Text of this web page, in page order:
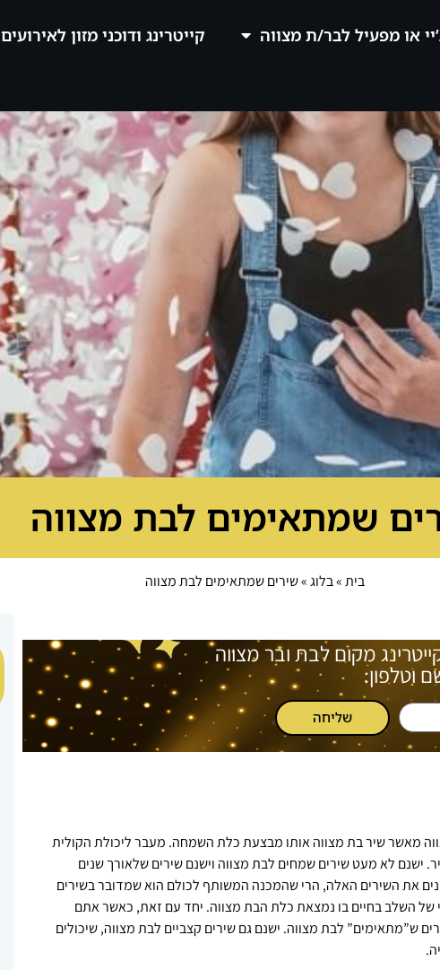
או מפעיל לבר/ת מצווה קייטרינג ודוכני מזון לאירועים
שמתאימים לבת מצווה
בית»בלוג»שירים שמתאימים לבת מצווה
מקום לבת ובר מצווה
וטלפון:
שליחה
מצווה מאשר שיר בת מצווה אותו מבצעת כלת השמחה. מעבר ליכולת הקולית
לא מעט שירים שמחים לבת מצווה וישנם שירים שלאורך שנים
את השירים האלה, הרי שהמכנה המשותף לכולם הוא שמדובר בשירים
של השלב בחיים בו נמצאת כלת הבת מצווה. יחד עם זאת, כאשר אתם
ש”מתאימים” לבת מצווה. ישנם גם שירים קצביים לבת מצווה, שיכולים